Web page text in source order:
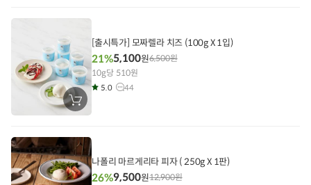
에
장
바
에
담
기
[출시특가] 모짜렐라 치즈 (100g X 1입)
21%5,100원6,500원
10g당 510원
5.0 44
나폴리 마르게리타 피자 ( 250g X 1판)
26%9,500원12,900원